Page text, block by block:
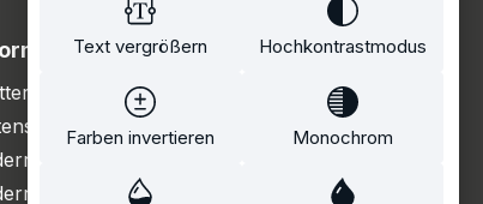
Text vergrößern Hochkontrastmodus
Farben invertieren Monochrom